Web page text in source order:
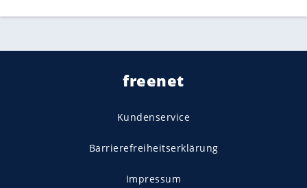
freenet
Kundenservice
Barrierefreiheitserklärung
Impressum